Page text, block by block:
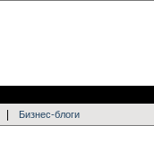
Бизнес-блоги